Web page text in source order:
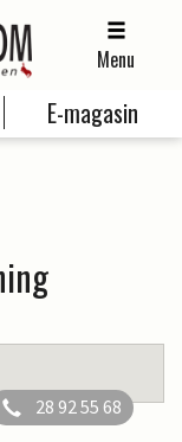
Menu
E-magasin
28 92 55 68